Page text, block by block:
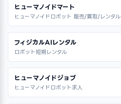
ヒューマノイドマート
ヒューマノイドロボット 販売/買取/レンタル
フィジカルAIレンタル
ロボット短期レンタル
ヒューマノイドジョブ
ヒューマノイドロボット求人